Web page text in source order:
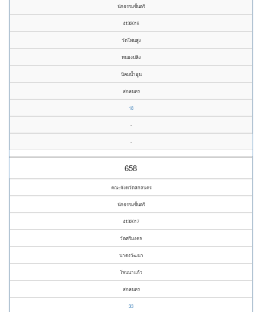
นักธรรมชั้นตรี
4132018
วัดโพนสูง
หนองปลิง
นิคมน้ำอูน
สกลนคร
18
-
-
658
คณะจังหวัดสกลนคร
นักธรรมชั้นตรี
4132017
วัดศรีมงคล
นาตงวัฒนา
โพนนาแก้ว
สกลนคร
33